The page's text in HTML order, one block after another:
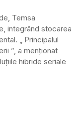
Temsa
integrând stocarea
„ Principalul
”, a menționat
hibride seriale